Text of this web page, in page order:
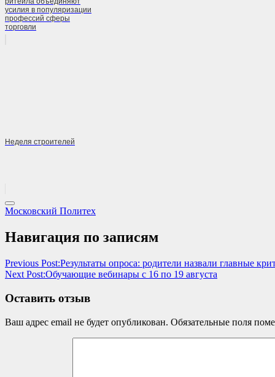
усилия в популяризации
профессий сферы
торговли
Неделя строителей
Московский Политех
Навигация по записям
Previous Post:Результаты опроса: родители назвали главные
Next Post:Обучающие вебинары с 16 по 19 августа
Оставить отзыв
Ваш адрес email не будет опубликован. Обязательные поля